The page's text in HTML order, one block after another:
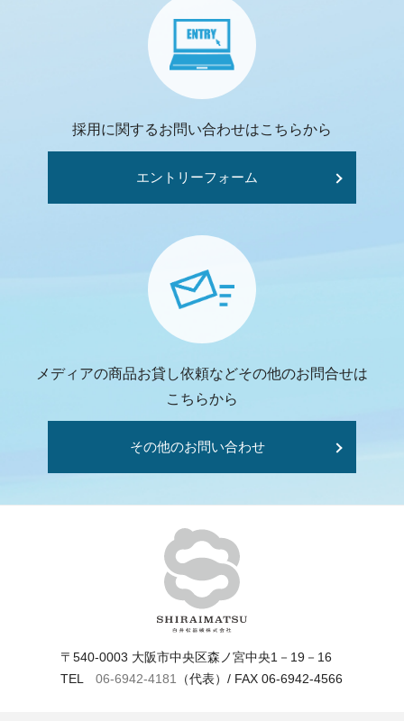
採用に関するお問い合わせはこちらから
エントリーフォーム
メディアの商品お貸し依頼などその他のお問合せは
こちらから
その他のお問い合わせ
〒540-0003 大阪市中央区森ノ宮中央1－19－16
TEL06‐6942‐4181 （代表）/ FAX 06‐6942‐4566